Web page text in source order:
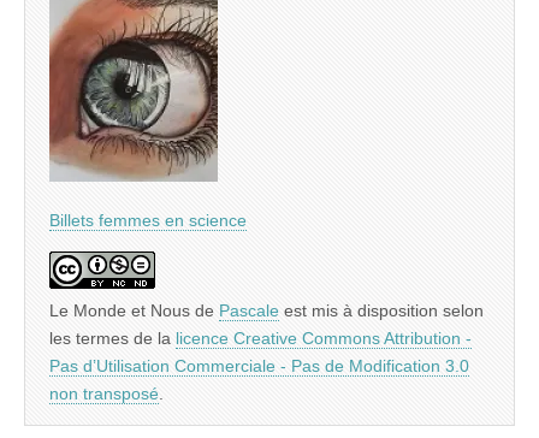
Billets femmes en science
Le Monde et Nous de Pascale est mis à disposition selon
les termes de la licence Creative Commons Attribution -
Pas d’Utilisation Commerciale - Pas de Modification 3.0
non transposé